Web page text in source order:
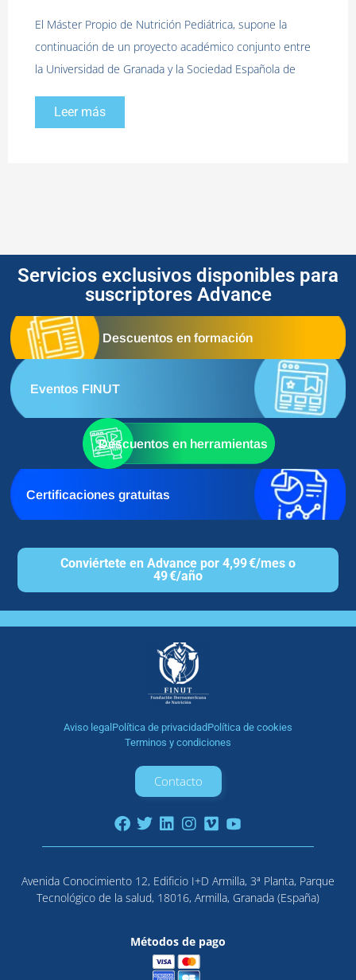
El Máster Propio de Nutrición Pediátrica, supone la
continuación de un proyecto académico conjunto entre
la Universidad de Granada y la Sociedad Española de
Leer más
Servicios exclusivos disponibles para
suscriptores Advance
Descuentos en formación
Eventos FINUT
Descuentos en herramientas
Certificaciones gratuitas
Conviértete en Advance por 4,99 €/mes o
49 €/año
Aviso legal Política de privacidadPolítica de cookies
Terminos y condiciones
Contacto
Avenida Conocimiento 12, Edificio I+D Armilla, 3ª Planta, Parque
Tecnológico de la salud, 18016, Armilla, Granada (España)
Métodos de pago